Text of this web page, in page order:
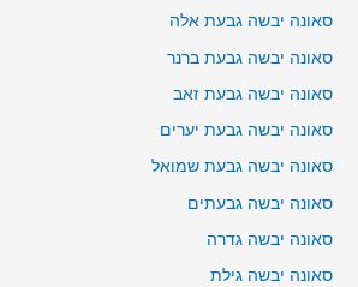
סאונה יבשה גבעת אלה
סאונה יבשה גבעת ברנר
סאונה יבשה גבעת זאב
סאונה יבשה גבעת יערים
סאונה יבשה גבעת שמואל
סאונה יבשה גבעתים
סאונה יבשה גדרה
סאונה יבשה גילת